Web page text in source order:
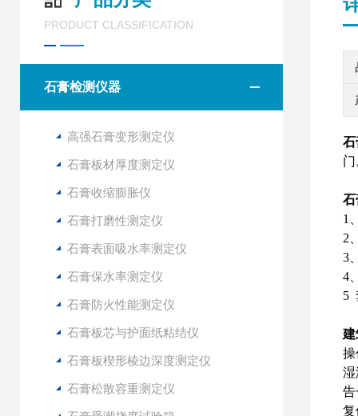
PRODUCT CLASSIFICATION
石膏检测仪器
高强石膏变形测定仪
石膏板材厚度测定仪
石膏收缩膨胀仪
石膏打磨性测定仪
石膏表面吸水率测定仪
石膏保水率测定仪
石膏防火性能测定仪
石膏板芯与护面纸粘结仪
石膏板楔形棱边深度测定仪
石膏松散容重测定仪
石
1
2
3
4
5
建
告